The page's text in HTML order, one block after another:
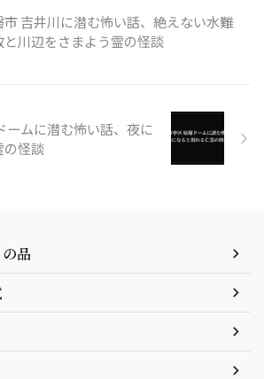
市 吉井川に潜む怖い話、絶えない水難
と川辺をさまよう霊の怪談
ームに潜む怖い話、夜に
の怪談
品